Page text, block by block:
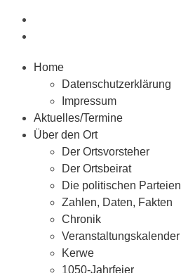
Home
Datenschutzerklärung
Impressum
Aktuelles/Termine
Über den Ort
Der Ortsvorsteher
Der Ortsbeirat
Die politischen Parteien
Zahlen, Daten, Fakten
Chronik
Veranstaltungskalender
Kerwe
1050-Jahrfeier